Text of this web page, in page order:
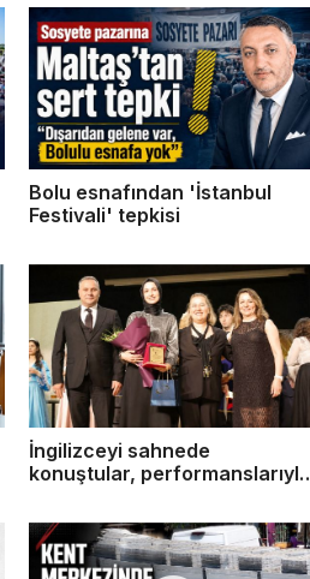
Bolu esnafından 'İstanbul
Festivali' tepkisi
İngilizceyi sahnede
konuştular, performanslarıyla